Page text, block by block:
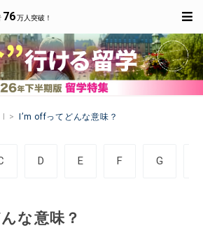
76万人突破！
I’m offってどんな意味？
D E F G
な意味？